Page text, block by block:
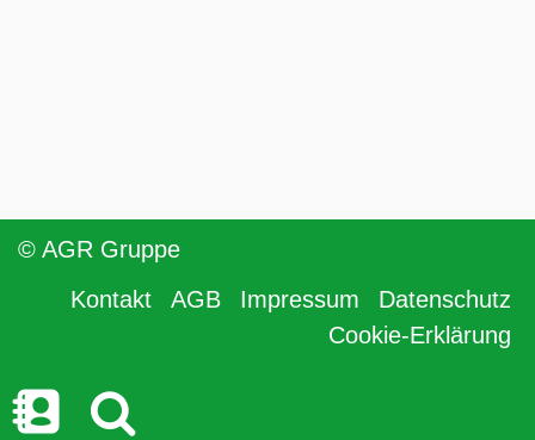
© AGR Gruppe
Kontakt
AGB Impressum
Datenschutz
Cookie-Erklärung